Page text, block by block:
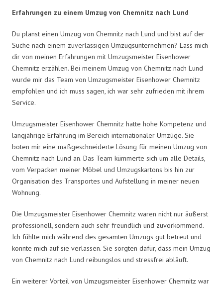
Erfahrungen zu einem Umzug von Chemnitz nach Lund
Du planst einen Umzug von Chemnitz nach Lund und bist auf der
Suche nach einem zuverlässigen Umzugsunternehmen? Lass mich
dir von meinen Erfahrungen mit Umzugsmeister Eisenhower
Chemnitz erzählen. Bei meinem Umzug von Chemnitz nach Lund
wurde mir das Team von Umzugsmeister Eisenhower Chemnitz
empfohlen und ich muss sagen, ich war sehr zufrieden mit ihrem
Service.
Umzugsmeister Eisenhower Chemnitz hatte hohe Kompetenz und
langjährige Erfahrung im Bereich internationaler Umzüge. Sie
boten mir eine maßgeschneiderte Lösung für meinen Umzug von
Chemnitz nach Lund an. Das Team kümmerte sich um alle Details,
vom Verpacken meiner Möbel und Umzugskartons bis hin zur
Organisation des Transportes und Aufstellung in meiner neuen
Wohnung.
Die Umzugsmeister Eisenhower Chemnitz waren nicht nur äußerst
professionell, sondern auch sehr freundlich und zuvorkommend.
Ich fühlte mich während des gesamten Umzugs gut betreut und
konnte mich auf sie verlassen. Sie sorgten dafür, dass mein Umzug
von Chemnitz nach Lund reibungslos und stressfrei abläuft.
Ein weiterer Vorteil von Umzugsmeister Eisenhower Chemnitz war